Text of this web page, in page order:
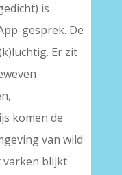
is
gesprek. De
Er zit
komen de
van wild
varken blijkt